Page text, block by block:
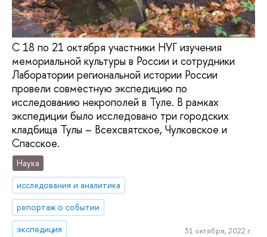
С 18 по 21 октября участники НУГ изучения
мемориальной культуры в России и сотрудники
Лаборатории региональной истории России
провели совместную экспедицию по
исследованию некрополей в Туле. В рамках
экспедиции было исследовано три городских
кладбища Тулы – Всехсвятское, Чулковское и
Спасское.
Наука
исследования и аналитика
репортаж о событии
экспедиция
31 октября, 2022 г.